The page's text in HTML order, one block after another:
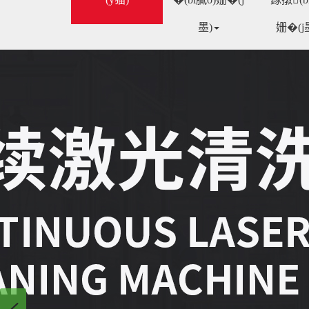
墨) 姗�(j